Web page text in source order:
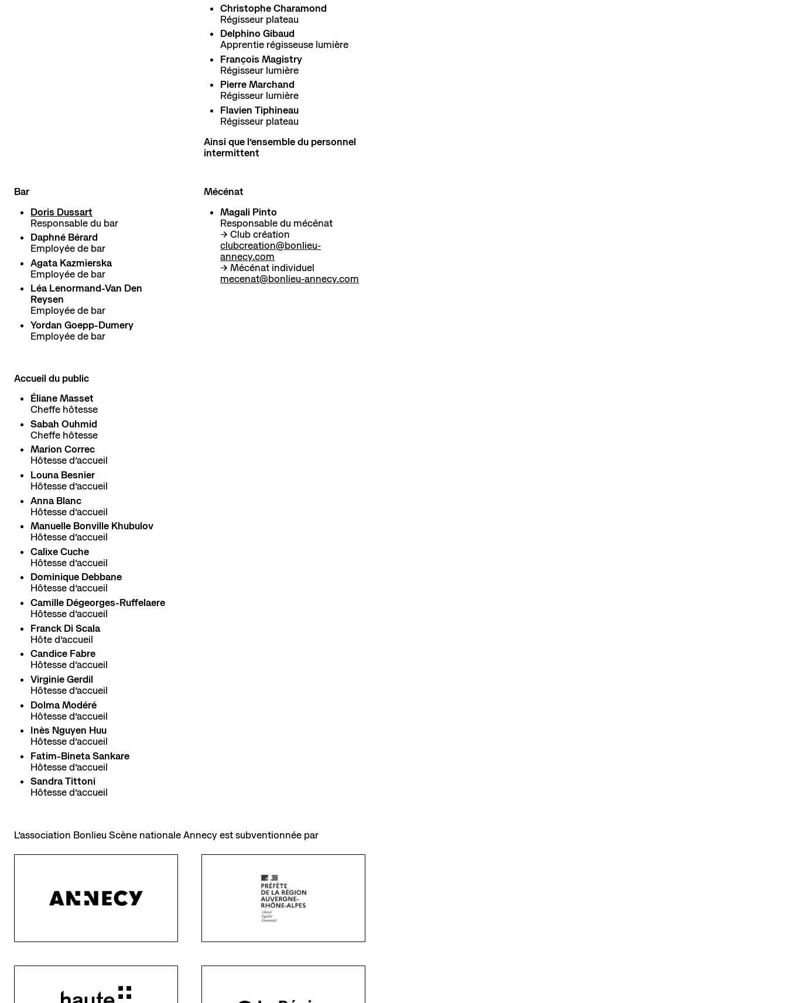
Christophe Charamond
Régisseur plateau
Delphino Gibaud
Apprentie régisseuse lumière
François Magistry
Régisseur lumière
Pierre Marchand
Régisseur lumière
Flavien Tiphineau
Régisseur plateau
Ainsi que l’ensemble du personnel
intermittent
Bar
Doris Dussart
Responsable du bar
Daphné Bérard
Employée de bar
Agata Kazmierska
Employée de bar
Léa Lenormand-Van Den
Reysen
Employée de bar
Yordan Goepp-Dumery
Employée de bar
Mécénat
Magali Pinto
Responsable du mécénat
→ Club création
clubcreation@bonlieu-
annecy.com
→ Mécénat individuel
mecenat@bonlieu-annecy.com
Accueil du public
Éliane Masset
Cheffe hôtesse
Sabah Ouhmid
Cheffe hôtesse
Marion Correc
Hôtesse d’accueil
Louna Besnier
Hôtesse d’accueil
Anna Blanc
Hôtesse d’accueil
Manuelle Bonville Khubulov
Hôtesse d’accueil
Calixe Cuche
Hôtesse d’accueil
Dominique Debbane
Hôtesse d’accueil
Camille Dégeorges-Ruffelaere
Hôtesse d’accueil
Franck Di Scala
Hôte d’accueil
Candice Fabre
Hôtesse d’accueil
Virginie Gerdil
Hôtesse d’accueil
Dolma Modéré
Hôtesse d’accueil
Inès Nguyen Huu
Hôtesse d’accueil
Fatim-Bineta Sankare
Hôtesse d’accueil
Sandra Tittoni
Hôtesse d’accueil
L’association Bonlieu Scène nationale Annecyest subventionnée par